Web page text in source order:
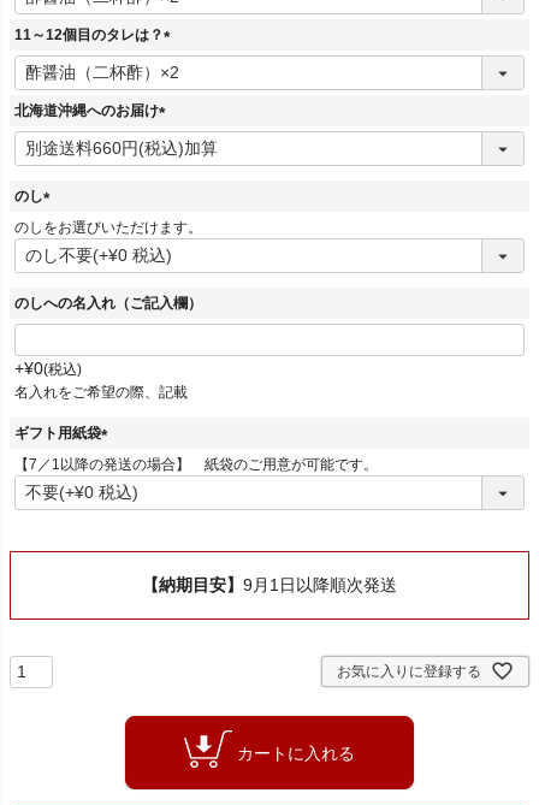
須
11～12個目のタレは？
(
必
須
北海道沖縄へのお届け
(
必
のし
(
必
須
のしをお選びいただけます。
のしへの名入れ（ご記入欄）
+¥0 税込
名入れをご希望の際、記載
ギフト用紙袋
(
必
須
【7／1以降の発送の場合】 紙袋のご用意が可能です。
【納期目安】 9月1日以降順次発送
お気に入りに登録する
カートに入れる